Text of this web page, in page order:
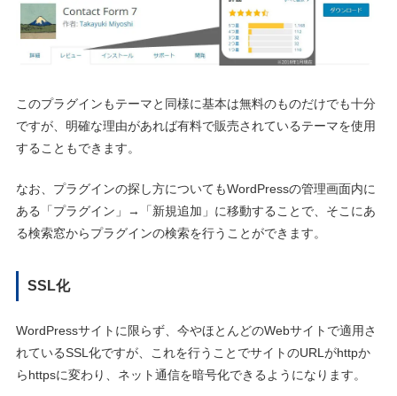
このプラグインもテーマと同様に基本は無料のものだけでも十分
ですが、明確な理由があれば有料で販売されているテーマを使用
することもできます。
なお、プラグインの探し方についてもWordPressの管理画面内に
ある「プラグイン」→「新規追加」に移動することで、そこにあ
る検索窓からプラグインの検索を行うことができます。
SSL化
WordPressサイトに限らず、今やほとんどのWebサイトで適用さ
れているSSL化ですが、これを行うことでサイトのURLがhttpか
らhttpsに変わり、ネット通信を暗号化できるようになります。